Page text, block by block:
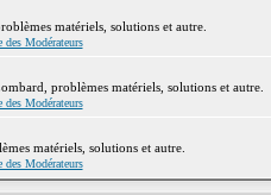
matériels, solutions et autre.
des Modérateurs
problèmes matériels, solutions et autre.
des Modérateurs
matériels, solutions et autre.
des Modérateurs